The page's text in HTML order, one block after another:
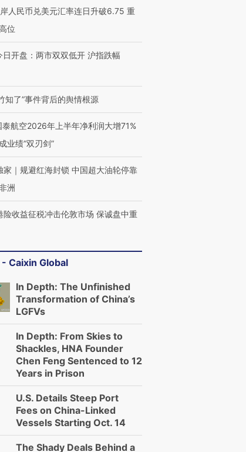
人民币兑美元汇率连日升破6.75 重
位
日开盘：两市双双低开 沪指跌幅
知了”事件背后的舆情根源
泰航空2026年上半年净利润大增71%
业绩“双刃剑”
家｜规避红海封锁 中国超大油轮停靠
洲
险收益征税冲击伦敦市场 保诚盘中重
Caixin Global
In Depth: The Unfinished
Transformation of China’s
LGFVs
In Depth: From Skies to
Shackles, HNA Founder
Chen Feng Sentenced to 12
Years in Prison
U.S. Details Steep Port
Fees on China-Linked
Vessels Starting Oct. 14
The Shady Deals Behind a